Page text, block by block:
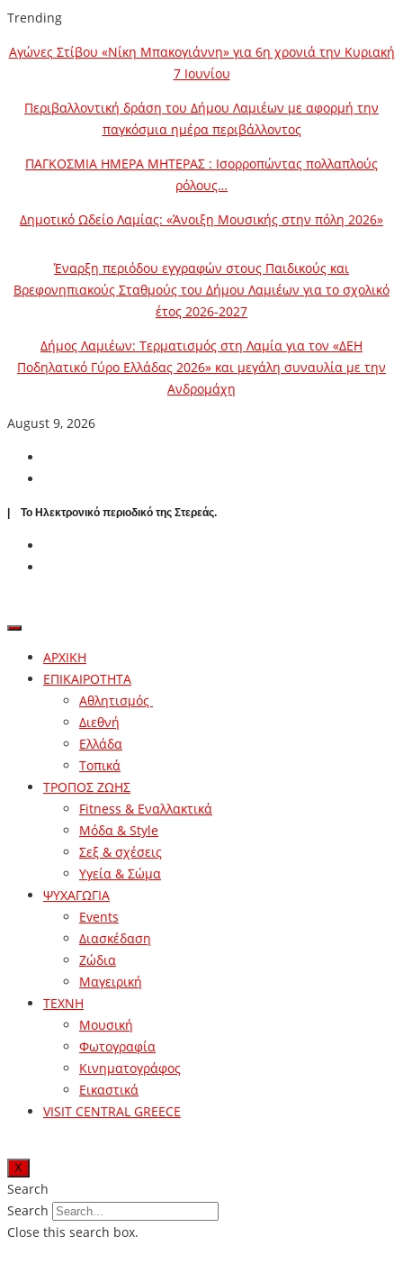
Trending
Αγώνες Στίβου «Νίκη Μπακογιάννη» για 6η χρονιά την Κυριακή
7 Ιουνίου
Περιβαλλοντική δράση του Δήμου Λαμιέων με αφορμή την
παγκόσμια ημέρα περιβάλλοντος
ΠΑΓΚΟΣΜΙΑ ΗΜΕΡΑ ΜΗΤΕΡΑΣ : Ισορροπώντας πολλαπλούς
ρόλους…
Δημοτικό Ωδείο Λαμίας: «Άνοιξη Μουσικής στην πόλη 2026»
Έναρξη περιόδου εγγραφών στους Παιδικούς και
Βρεφονηπιακούς Σταθμούς του Δήμου Λαμιέων για το σχολικό
έτος 2026-2027
Δήμος Λαμιέων: Τερματισμός στη Λαμία για τον «ΔΕΗ
Ποδηλατικό Γύρο Ελλάδας 2026» και μεγάλη συναυλία με την
Ανδρομάχη
August 9, 2026
| To Ηλεκτρονικό περιοδικό της Στερεάς.
ΑΡΧΙΚΗ
ΕΠΙΚΑΙΡΟΤΗΤΑ
Αθλητισμός
Διεθνή
Ελλάδα
Τοπικά
ΤΡΟΠΟΣ ΖΩΗΣ
Fitness & Εναλλακτικά
Μόδα & Style
Σεξ & σχέσεις
Υγεία & Σώμα
ΨΥΧΑΓΩΓΙΑ
Events
Διασκέδαση
Ζώδια
Μαγειρική
ΤΕΧΝΗ
Μουσική
Φωτογραφία
Κινηματογράφος
Εικαστικά
VISIT CENTRAL GREECE
X
Search
Search
Close this search box.